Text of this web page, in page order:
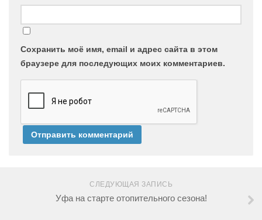
Сохранить моё имя, email и адрес сайта в этом
браузере для последующих моих комментариев.
СЛЕДУЮЩАЯ ЗАПИСЬ
Уфа на старте отопительного сезона!